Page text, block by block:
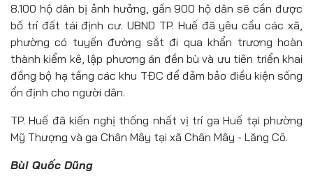
8.100 hộ dân bị ảnh hưởng, gần 900 hộ dân sẽ cần được
bố trí đất tái định cư. UBND TP. Huế đã yêu cầu các xã,
phường có tuyến đường sắt đi qua khẩn trương hoàn
thành kiểm kê, lập phương án đền bù và ưu tiên triển khai
đồng bộ hạ tầng các khu TĐC để đảm bảo điều kiện sống
ổn định cho người dân.
TP. Huế đã kiến nghị thống nhất vị trí ga Huế tại phường
Mỹ Thượng và ga Chân Mây tại xã Chân Mây - Lăng Cô.
Bùi Quốc Dũng